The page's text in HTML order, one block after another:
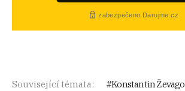
Související témata:
Konstantin Ževago